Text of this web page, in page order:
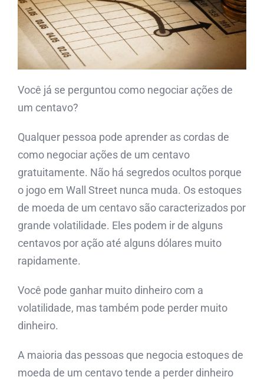
Você já se perguntou como negociar ações de
um centavo?
Qualquer pessoa pode aprender as cordas de
como negociar ações de um centavo
gratuitamente. Não há segredos ocultos porque
o jogo em Wall Street nunca muda. Os estoques
de moeda de um centavo são caracterizados por
grande volatilidade. Eles podem ir de alguns
centavos por ação até alguns dólares muito
rapidamente.
Você pode ganhar muito dinheiro com a
volatilidade, mas também pode perder muito
dinheiro.
A maioria das pessoas que negocia estoques de
moeda de um centavo tende a perder dinheiro